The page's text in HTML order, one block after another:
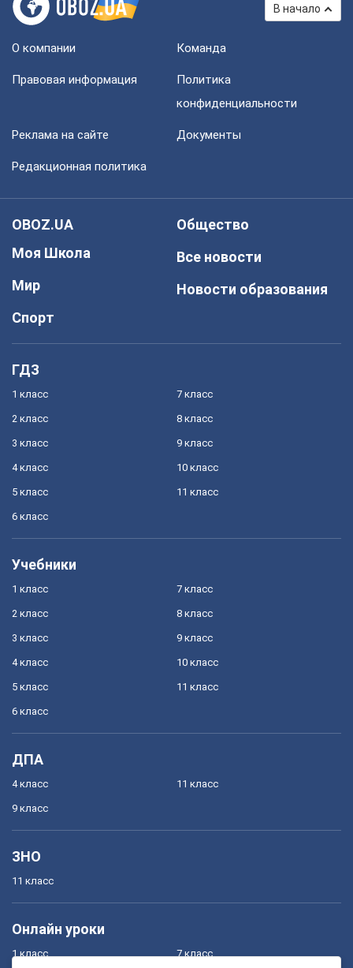
В начало
О компании Команда
Правовая информация
Политика
конфиденциальности
Реклама на сайте Документы
Редакционная политика
OBOZ.UA
Моя Школа
Мир
Спорт
Общество
Все новости
Новости образования
ГДЗ
1 класс
2 класс
3 класс
4 класс
5 класс
6 класс
7 класс
8 класс
9 класс
10 класс
11 класс
Учебники
1 класс
2 класс
3 класс
4 класс
5 класс
6 класс
7 класс
8 класс
9 класс
10 класс
11 класс
ДПА
4 класс
9 класс
11 класс
ЗНО
11 класс
Онлайн уроки
1 класс 7 класс